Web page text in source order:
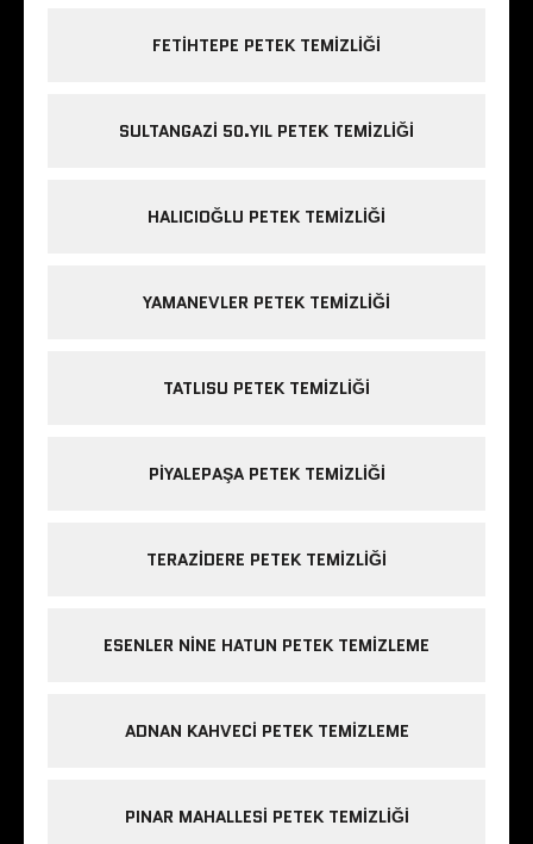
FETIHTEPE PETEK TEMIZLIĞI
SULTANGAZI 50.YIL PETEK TEMIZLIĞI
HALICIOĞLU PETEK TEMIZLIĞI
YAMANEVLER PETEK TEMIZLIĞI
TATLISU PETEK TEMIZLIĞI
PIYALEPAŞA PETEK TEMIZLIĞI
TERAZIDERE PETEK TEMIZLIĞI
ESENLER NINE HATUN PETEK TEMIZLEME
ADNAN KAHVECI PETEK TEMIZLEME
PINAR MAHALLESI PETEK TEMIZLIĞI